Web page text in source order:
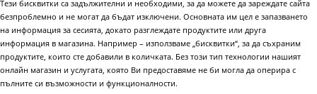
Тези бисквитки са задължителни и необходими, за да можете да зареждате сайта
безпроблемно и не могат да бъдат изключени. Основната им цел е запазването
на информация за сесията, докато разглеждате продуктите или друга
информация в магазина. Например – използваме „бисквитки“, за да съхраним
продуктите, които сте добавили в количката. Без този тип технологии нашият
онлайн магазин и услугата, която Ви предоставяме не би могла да оперира с
пълните си възможности и функционалности.